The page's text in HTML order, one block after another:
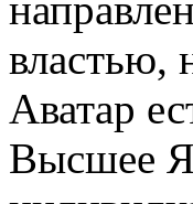
властью,
Аватар
Высшее